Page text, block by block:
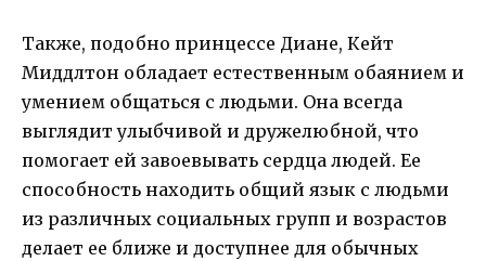
Также, подобно принцессе Диане, Кейт
Миддлтон обладает естественным обаянием и
умением общаться с людьми. Она всегда
выглядит улыбчивой и дружелюбной, что
помогает ей завоевывать сердца людей. Ее
способность находить общий язык с людьми
из различных социальных групп и возрастов
делает ее ближе и доступнее для обычных